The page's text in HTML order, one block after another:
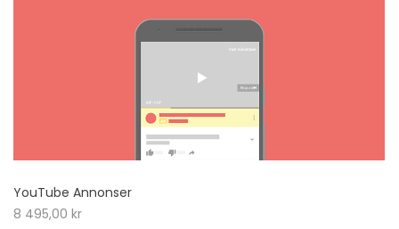
YouTube Annonser
8 495,00 kr